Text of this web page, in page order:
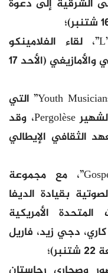
الشرقية إلى دعوة
. “L’Andalucia Gitana Marroqui”، لقاء الفلامينكو
الغجري مع تقاليد المغرب الأندلسي والأمازيغي (الأحد 17
. مجموعة “Youth Musicians European Orchestra” التي
ستؤدي “Strabat Mater” للفنان الشهير Pergolèse، وقد
الثقافي الإيطالي
. “Gospel Philharmonic Experience”، مع مجموعة
بقيادة الديفا
المتحدة الأمريكية
دجي زيد، فاريل